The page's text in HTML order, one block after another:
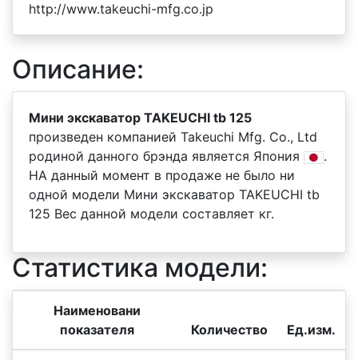
http://www.takeuchi-mfg.co.jp
Описание:
Мини экскаватор TAKEUCHI tb 125
произведен компанией Takeuchi Mfg. Co., Ltd
родиной данного брэнда является Япония
.
НА данный момент в продаже не было ни
одной модели Мини экскаватор TAKEUCHI tb
125 Вес данной модели составляет кг.
Статистика модели:
Наименовани
показателя
Количество Ед.изм.